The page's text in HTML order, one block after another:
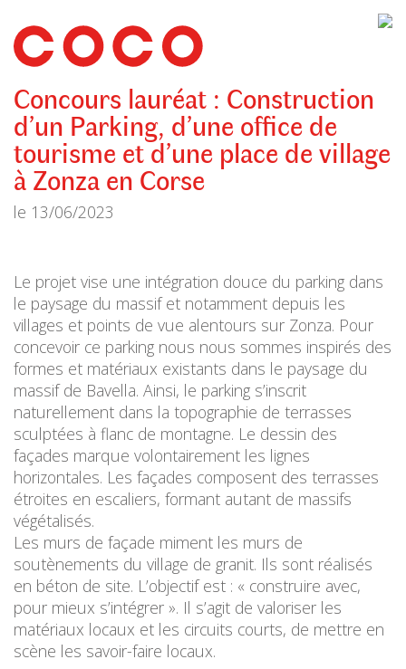
CoCo
Architecture
architecture,
urbanisme,
etc.
Concours lauréat : Construction
d’un Parking, d’une office de
tourisme et d’une place de village
à Zonza en Corse
le 13/06/2023
Le projet vise une intégration douce du parking dans
le paysage du massif et notamment depuis les
villages et points de vue alentours sur Zonza. Pour
concevoir ce parking nous nous sommes inspirés des
formes et matériaux existants dans le paysage du
massif de Bavella. Ainsi, le parking s’inscrit
naturellement dans la topographie de terrasses
sculptées à flanc de montagne. Le dessin des
façades marque volontairement les lignes
horizontales. Les façades composent des terrasses
étroites en escaliers, formant autant de massifs
végétalisés.
Les murs de façade miment les murs de
soutènements du village de granit. Ils sont réalisés
en béton de site. L’objectif est : « construire avec,
pour mieux s’intégrer ». Il s’agit de valoriser les
matériaux locaux et les circuits courts, de mettre en
scène les savoir-faire locaux.